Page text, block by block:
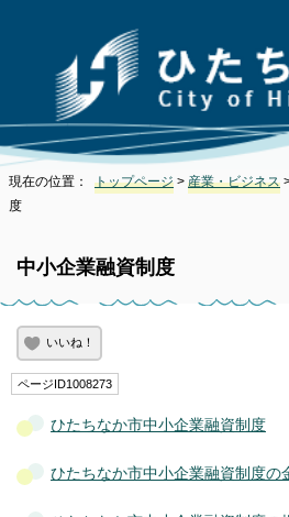
現在の位置： トップページ > 産業・ビジネス
度
中小企業融資制度
いいね！
ページID1008273
ひたちなか市中小企業融資制度
ひたちなか市中小企業融資制度の